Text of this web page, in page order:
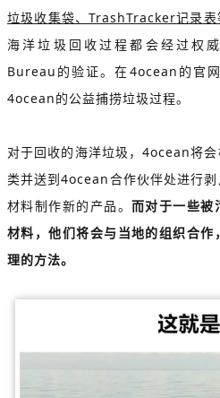
垃圾收集袋、TrashTracker记录表
海洋垃圾回收过程都会经过权
Bureau的验证。在4ocean的官
4ocean的公益捕捞垃圾过程。
对于回收的海洋垃圾，4ocean将
类并送到4ocean合作伙伴处进行
材料制作新的产品。 而对于一些被
材料，他们将会与当地的组织合
理的方法。